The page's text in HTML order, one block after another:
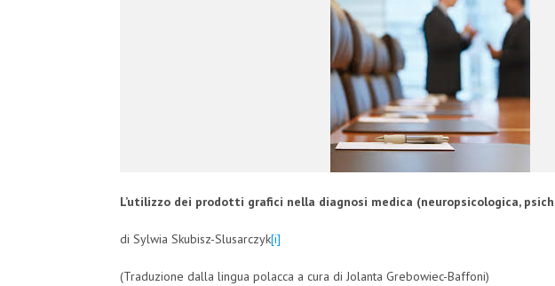
L’utilizzo dei prodotti grafici nella diagnosi medica (neuropsicologica,
di Sylwia Skubisz-Slusarczyk[i]
(Traduzione dalla lingua polacca a cura di Jolanta Grebowiec-Baffoni)